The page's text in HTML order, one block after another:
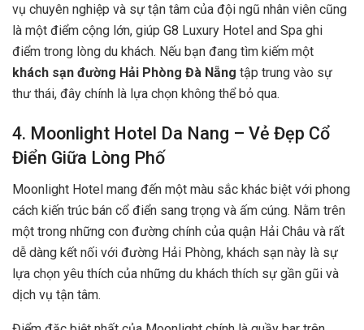
vụ chuyên nghiệp và sự tận tâm của đội ngũ nhân viên cũng
là một điểm cộng lớn, giúp G8 Luxury Hotel and Spa ghi
điểm trong lòng du khách. Nếu bạn đang tìm kiếm một
khách sạn đường Hải Phòng Đà Nẵng tập trung vào sự
thư thái, đây chính là lựa chọn không thể bỏ qua.
4. Moonlight Hotel Da Nang – Vẻ Đẹp Cổ
Điển Giữa Lòng Phố
Moonlight Hotel mang đến một màu sắc khác biệt với phong
cách kiến trúc bán cổ điển sang trọng và ấm cúng. Nằm trên
một trong những con đường chính của quận Hải Châu và rất
dễ dàng kết nối với đường Hải Phòng, khách sạn này là sự
lựa chọn yêu thích của những du khách thích sự gần gũi và
dịch vụ tận tâm.